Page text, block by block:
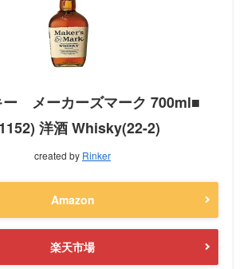
ー メーカーズマーク 700ml■
洋酒 Whisky(22-2)
created by Rinker
Amazon
楽天市場